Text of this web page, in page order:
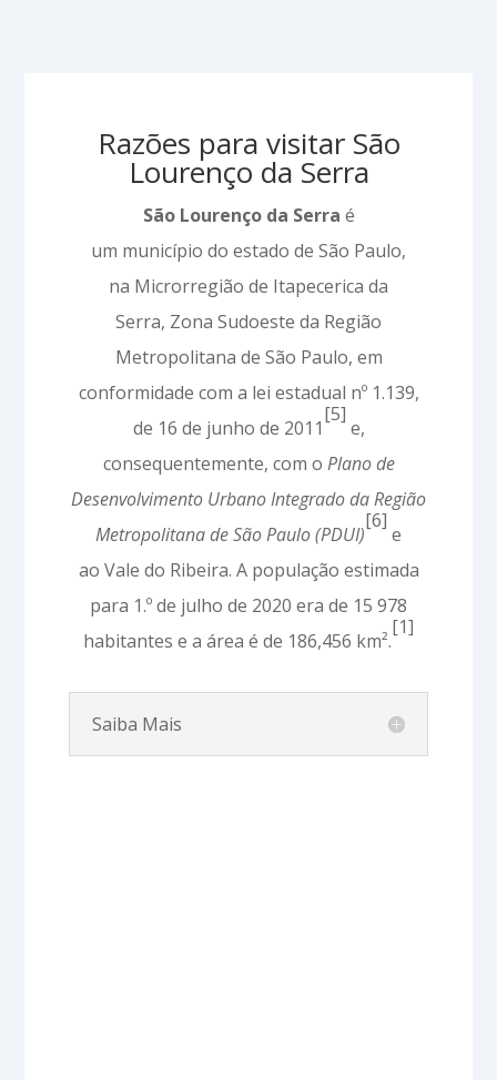
Razões para visitar São
Lourenço da Serra
São Lourenço da Serra é
um município do estado de São Paulo,
na Microrregião de Itapecerica da
Serra, Zona Sudoeste da Região
Metropolitana de São Paulo, em
conformidade com a lei estadual nº 1.139,
de 16 de junho de 2011
[5]
e,
consequentemente, com o Plano de
Desenvolvimento Urbano Integrado da Região
Metropolitana de São Paulo (PDUI)
[6]
e
ao Vale do Ribeira. A população estimada
para 1.º de julho de 2020 era de 15 978
habitantes e a área é de 186,456 km².
[1]
Saiba Mais